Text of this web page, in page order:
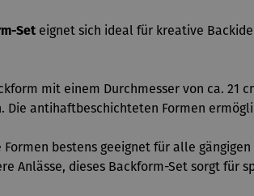
Set eignet sich ideal für kreative
mit einem Durchmesser von ca. 21
antihaftbeschichteten Formen
bestens geeignet für alle
Anlässe, dieses Backform-Set sorgt für